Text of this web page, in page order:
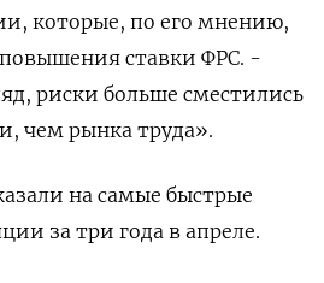
которые, по ​его мнению,
ставки ФРС. -
риски больше сместились
чем рынка труда».
на самые быстрые
за три года в апреле.